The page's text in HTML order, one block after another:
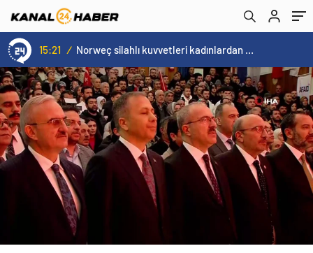
15:21 / Norweç silahlı kuvvetleri kadınlardan oluşan özel kuvvetler eğitimlerini başlattı.